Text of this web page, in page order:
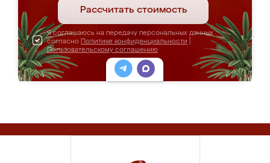
Рассчитать стоимость
Я соглашаюсь на передачу персональных данных
согласно Политике конфиденциальности
Пользовательскому соглашению